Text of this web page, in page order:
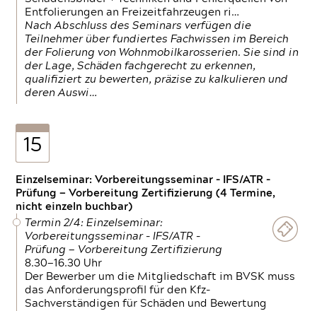
Entfolierungen an Freizeitfahrzeugen ri…
Nach Abschluss des Seminars verfügen die
Teilnehmer über fundiertes Fachwissen im Bereich
der Folierung von Wohnmobilkarosserien. Sie sind in
der Lage, Schäden fachgerecht zu erkennen,
qualifiziert zu bewerten, präzise zu kalkulieren und
deren Auswi…
15
Einzelseminar: Vorbereitungsseminar - IFS/ATR -
Prüfung — Vorbereitung Zertifizierung (4 Termine,
nicht einzeln buchbar)
Termin 2/4: Einzelseminar:
Vorbereitungsseminar - IFS/ATR -
Prüfung — Vorbereitung Zertifizierung
8.30—16.30 Uhr
Der Bewerber um die Mitgliedschaft im BVSK muss
das Anforderungsprofil für den Kfz-
Sachverständigen für Schäden und Bewertung